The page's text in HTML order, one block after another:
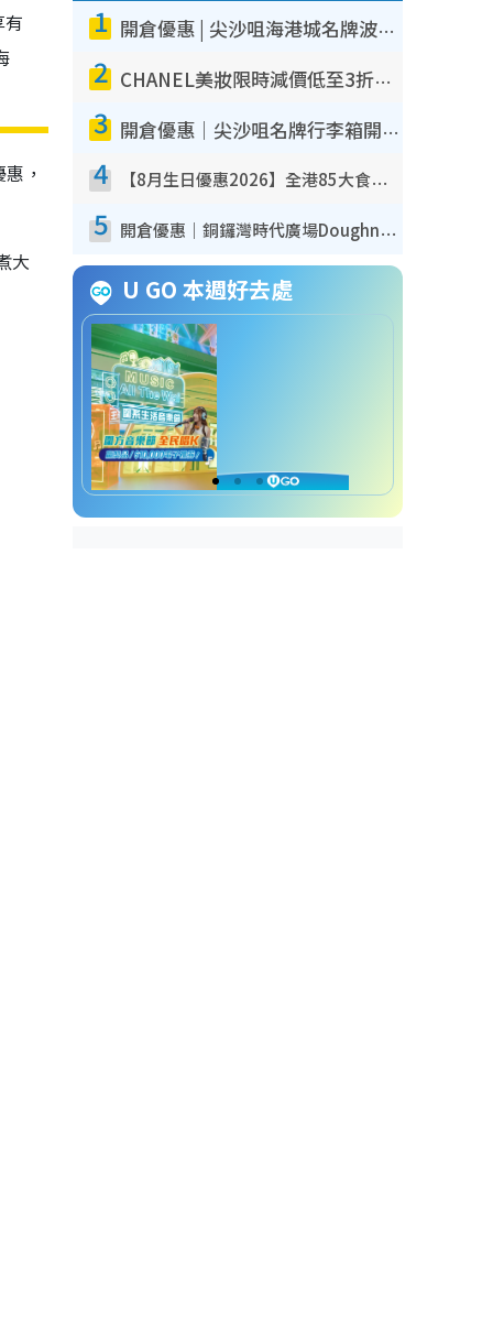
，
大
1 開倉優惠 | 尖沙咀海港城名牌波鞋開倉低至1折！On鞋$899起／Joy&Peace鞋履$98起
2 CHANEL美妝限時減價低至3折！人氣粉底/唇膏/精華液低至$275！COCO香水都有平
3 開倉優惠｜尖沙咀名牌行李箱開倉低至4折！一連5日 American Tourister/ace./Hallmark $200起！
4 【8月生日優惠2026】全港85大食買玩著數攻略 自助餐/火鍋放題同行免費＋誠品/DONKI送現金券
5 開倉優惠｜銅鑼灣時代廣場Doughnut/Campo Marzio開倉低至1折！背囊、書包、手袋劈價$200起
U GO 本週好去處